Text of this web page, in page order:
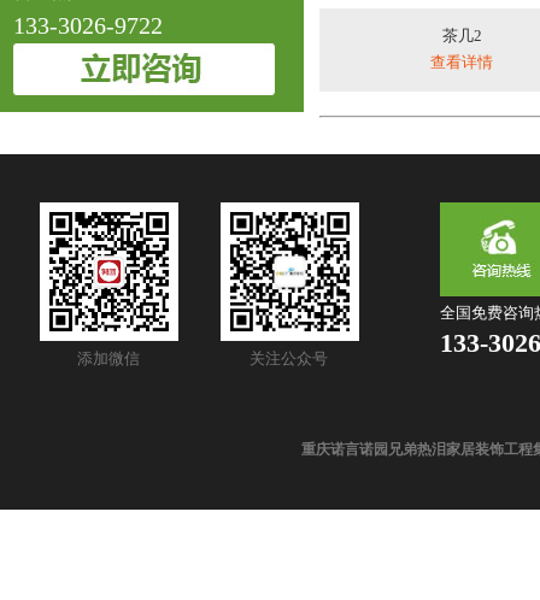
133-3026-9722
茶几2
查看详情
添加微信 关注公众号
全国免费咨询
133-
重庆诺言诺园兄弟热泪家居装饰工程